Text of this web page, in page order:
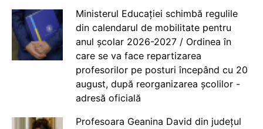
Ministerul Educației schimbă regulile
din calendarul de mobilitate pentru
anul școlar 2026-2027 / Ordinea în
care se va face repartizarea
profesorilor pe posturi începând cu 20
august, după reorganizarea școlilor -
adresă oficială
Profesoara Geanina David din județul